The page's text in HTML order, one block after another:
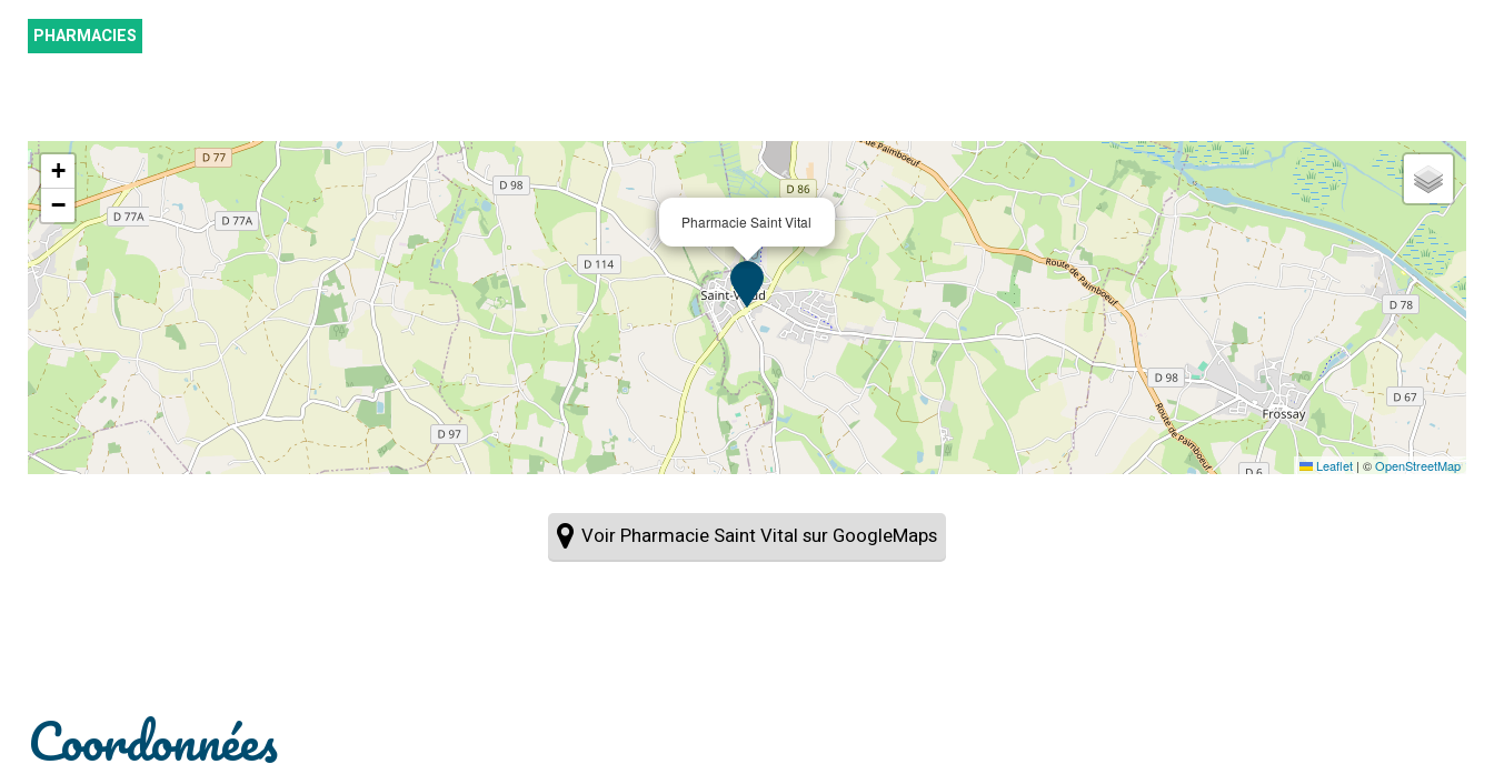
PHARMACIES
Pharmacie Saint Vital
+
−
Leaflet | ©OpenStreetMap
Voir Pharmacie Saint Vital sur GoogleMaps
Coordonnées